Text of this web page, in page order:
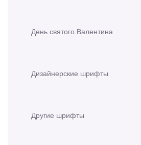
День святого Валентина
Дизайнерские шрифты
Другие шрифты